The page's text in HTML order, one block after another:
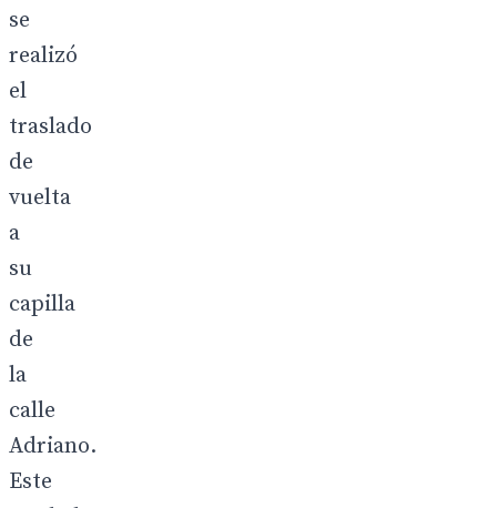
se
realizó
el
traslado
de
vuelta
a
su
capilla
de
la
calle
Adriano.
Este